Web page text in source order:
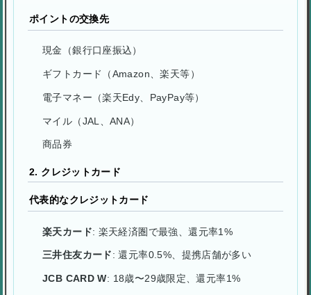
ポイントの交換先
現金（銀行口座振込）
ギフトカード（Amazon、楽天等）
電子マネー（楽天Edy、PayPay等）
マイル（JAL、ANA）
商品券
2. クレジットカード
代表的なクレジットカード
楽天カード: 楽天経済圏で最強、還元率1%
三井住友カード: 還元率0.5%、提携店舗が多い
JCB CARD W: 18歳〜29歳限定、還元率1%